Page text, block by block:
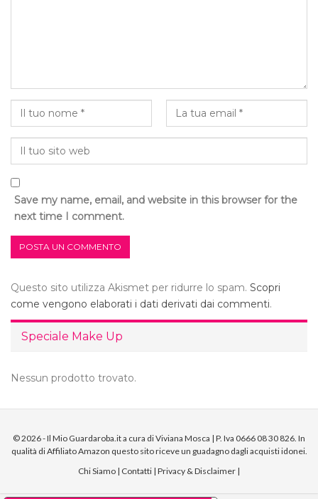
Save my name, email, and website in this browser for the
next time I comment.
Questo sito utilizza Akismet per ridurre lo spam. Scopri
come vengono elaborati i dati derivati dai commenti.
Speciale Make Up
Nessun prodotto trovato.
© 2026 - Il Mio Guardaroba.it a cura di Viviana Mosca | P. Iva 0666 08 30 826. In
qualità di Affiliato Amazon questo sito riceve un guadagno dagli acquisti idonei.
Chi Siamo | Contatti | Privacy & Disclaimer |